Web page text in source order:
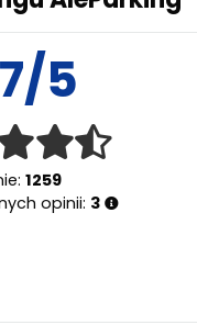
5
1259
opinii: 3